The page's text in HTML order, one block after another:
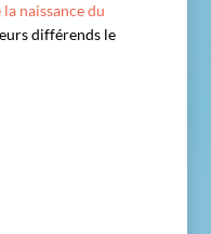
naissance du
différends le